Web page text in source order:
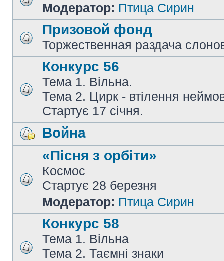
Модератор: Птица Сирин
Призовой фонд
Торжественная раздача
Конкурс 56
Тема 1. Вільна.
Тема 2. Цирк - втілення
Стартує 17 січня.
Война
«Пісня з орбіти»
Космос
Стартує 28 березня
Модератор: Птица Сирин
Конкурс 58
Тема 1. Вільна
Тема 2. Таємні знаки